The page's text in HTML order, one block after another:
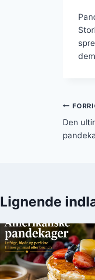
Den
Lignende